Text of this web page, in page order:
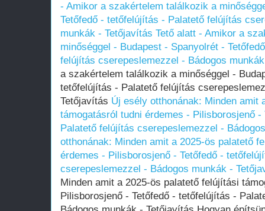
- Amikor a szakértelem találkozik a
Tetőfedő - tetőfelújítás - Palatető felújítás
munkák - Tetőjavítás Tető alatt - Amikor a
minőséggel - Budapest - Spanyolrét -
felújítás cserepeslemezzel - Bádogos
a szakértelem találkozik a minőséggel -
tetőfelújítás - Palatető felújítás
Tetőjavítás Új esély otthonának: Minden amit
támogatásról tudni érdemes - Pilisborosjenő
Palatető felújítás cserepeslemezzel -
otthonának: Minden amit a 2025-ös palatető
érdemes - Pilisborosjenő - Tetőfedő -
cserepeslemezzel - Bádogos munkák -
Minden amit a 2025-ös palatető felújítási
Pilisborosjenő - Tetőfedő - tetőfelújítás -